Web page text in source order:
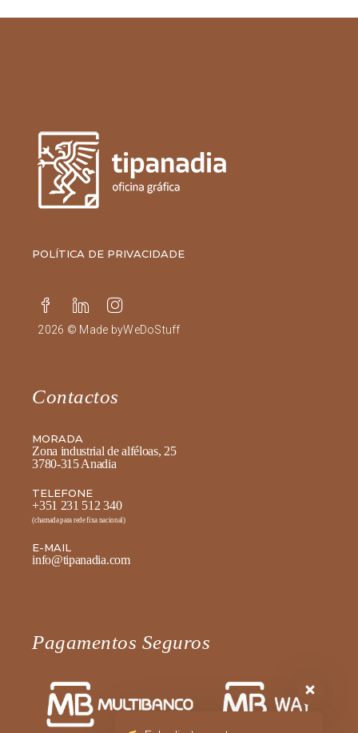
POLÍTICA DE PRIVACIDADE
2026 © Made byWeDoStuff
Contactos
MORADA
Zona industrial de alféloas, 25
3780-315 Anadia
TELEFONE
+351 231 512 340
(chamada para rede fixa nacional)
E-MAIL
info@tipanadia.com
Pagamentos Seguros